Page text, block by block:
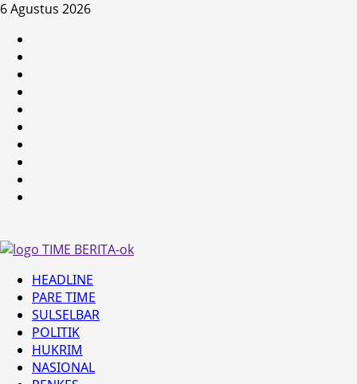
Skip
content
6 Agustus 2026
Primary
Menu
HEADLINE
PARE TIME
SULSELBAR
POLITIK
HUKRIM
NASIONAL